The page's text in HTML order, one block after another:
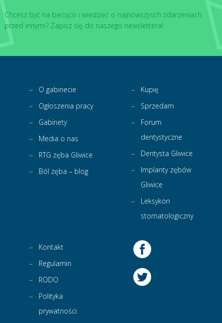
Chcesz być na bieżąco i wiedzieć o najnowszysch zdarzeniach
przed innymi? Zapisz się do naszego newslettera!
O gabinecie
Ogłoszenia pracy
Gabinety
Media o nas
RTG zęba Gliwice
Ból zęba – blog
Kupię
Sprzedam
Forum
dentystyczne
Dentysta Gliwice
Implanty zębów
Gliwice
Leksykon
stomatologiczny
Kontakt
Regulamin
RODO
Polityka
prywatności